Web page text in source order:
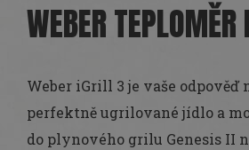
WEBER
Weber iGrill 3 je vaše odpověď
perfektně ugrilované jídlo a
do plynového grilu Genesis II